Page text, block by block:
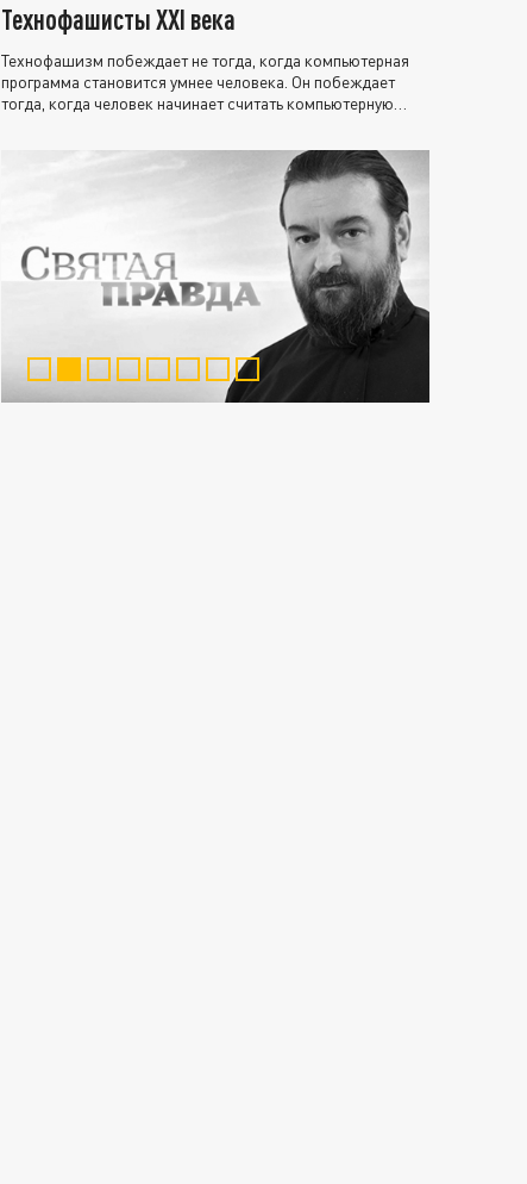
Технофашисты XXI века
Технофашизм побеждает не тогда, когда компьютерная
программа становится умнее человека. Он побеждает
тогда, когда человек начинает считать компьютерную